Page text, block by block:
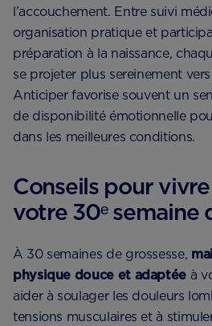
l’accouchement. Entre suivi
organisation pratique et
préparation à la naissance,
se projeter plus sereinement
Anticiper favorise souvent un
de disponibilité émotionnelle
dans les meilleures conditions.
Conseils pour
votre 30ᵉ semaine
À 30 semaines de grossesse,
physique douce et adaptée à
aider à soulager les douleurs
tensions musculaires et à